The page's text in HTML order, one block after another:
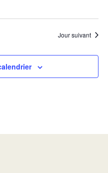
Jour suivant